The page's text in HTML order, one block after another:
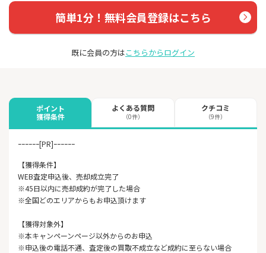
簡単1分！無料会員登録はこちら
既に会員の方はこちらからログイン
ポイント
獲得条件
よくある質問
（0件）
クチコミ
（9件）
ｰｰｰｰｰｰ[PR]ｰｰｰｰｰｰ
【獲得条件】
WEB査定申込後、売却成立完了
※45日以内に売却成約が完了した場合
※全国どのエリアからもお申込頂けます
【獲得対象外】
※本キャンペーンページ以外からのお申込
※申込後の電話不通、査定後の買取不成立など成約に至らない場合